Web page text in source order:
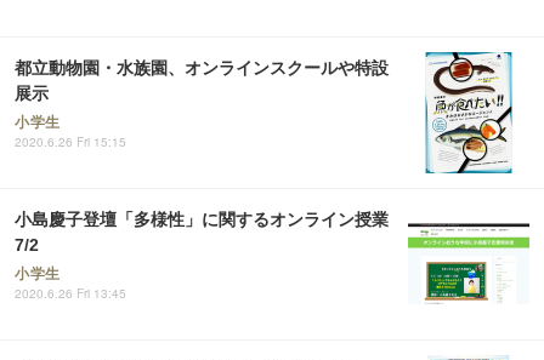
都立動物園・水族園、オンラインスクールや特設
展示
小学生
2020.6.26 Fri 15:15
小島慶子登壇「多様性」に関するオンライン授業
7/2
小学生
2020.6.26 Fri 13:45